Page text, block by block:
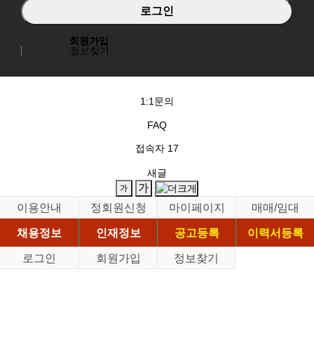
회원가입
정보찾기
1:1문의
FAQ
접속자 17
새글
이용안내 정회원신청 마이페이지
매매/임대
채용정보
인재정보 공고등록
이력서등록
로그인
회원가입 정보찾기